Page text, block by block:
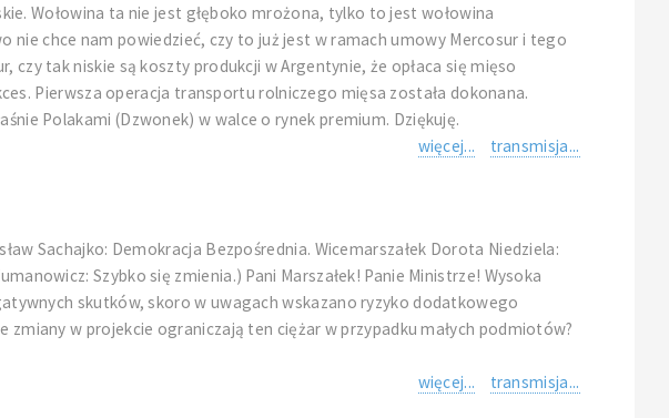
Wołowina ta nie jest głęboko mrożona, tylko to jest wołowina
nie chce nam powiedzieć, czy to już jest w ramach umowy Mercosur i tego
tak niskie są koszty produkcji w Argentynie, że opłaca się mięso
Pierwsza operacja transportu rolniczego mięsa została dokonana.
Polakami (Dzwonek) w walce o rynek premium. Dziękuję.
więcej...
transmisja...
Sachajko: Demokracja Bezpośrednia. Wicemarszałek Dorota Niedziela:
Szybko się zmienia.) Pani Marszałek! Panie Ministrze! Wysoka
skutków, skoro w uwagach wskazano ryzyko dodatkowego
w projekcie ograniczają ten ciężar w przypadku małych podmiotów?
więcej...
transmisja...